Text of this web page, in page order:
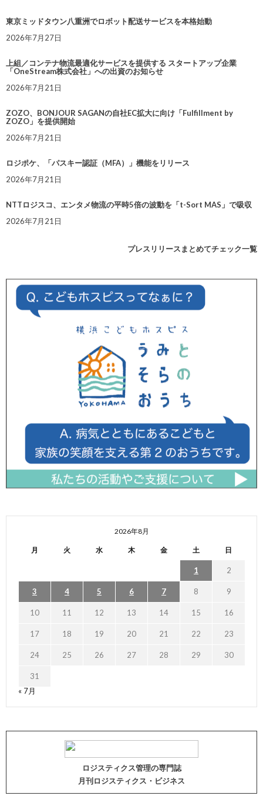
東京ミッドタウン八重洲でロボット配送サービスを本格始動
2026年7月27日
上組／コンテナ物流最適化サービスを提供する スタートアップ企業
「OneStream株式会社」への出資のお知らせ
2026年7月21日
ZOZO、BONJOUR SAGANの自社EC拡大に向け「Fulfillment by
ZOZO」を提供開始
2026年7月21日
ロジポケ、「パスキー認証（MFA）」機能をリリース
2026年7月21日
NTTロジスコ、エンタメ物流の平時5倍の波動を「t-Sort MAS」で吸収
2026年7月21日
プレスリリースまとめてチェック一覧
2026年8月
月 火 水 木 金 土 日
1 2
3 4 5 6 7 8 9
10 11 12 13 14 15 16
17 18 19 20 21 22 23
24 25 26 27 28 29 30
31
« 7月
ロジスティクス管理の専門誌
月刊ロジスティクス・ビジネス